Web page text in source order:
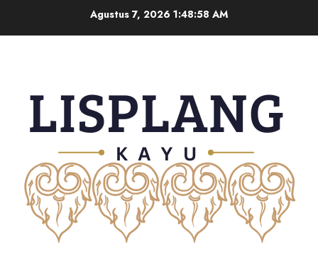
Agustus 7, 2026 1:48:59 AM